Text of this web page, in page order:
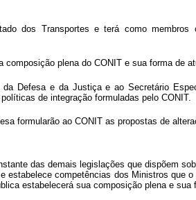
dos Transportes e terá como
composição plena do CONIT e sua forma de
Defesa e da Justiça e ao Secretário
de integração formuladas pelo CONIT.
formularão ao CONIT as propostas de
das demais legislações que dispõem
estabelece competências dos Ministros que o
estabelecerá sua composição plena e sua